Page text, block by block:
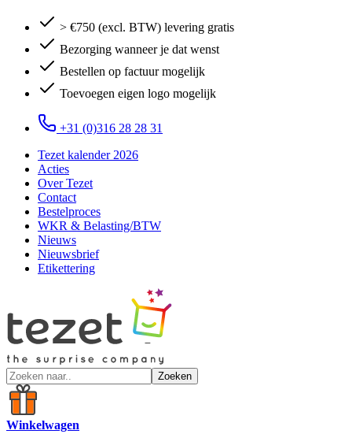
> €750 (excl. BTW) levering gratis
Bezorging wanneer je dat wenst
Bestellen op factuur mogelijk
Toevoegen eigen logo mogelijk
+31 (0)316 28 28 31
Tezet kalender 2026
Acties
Over Tezet
Contact
Bestelproces
WKR & Belasting/BTW
Nieuws
Nieuwsbrief
Etikettering
Zoeken
Winkelwagen